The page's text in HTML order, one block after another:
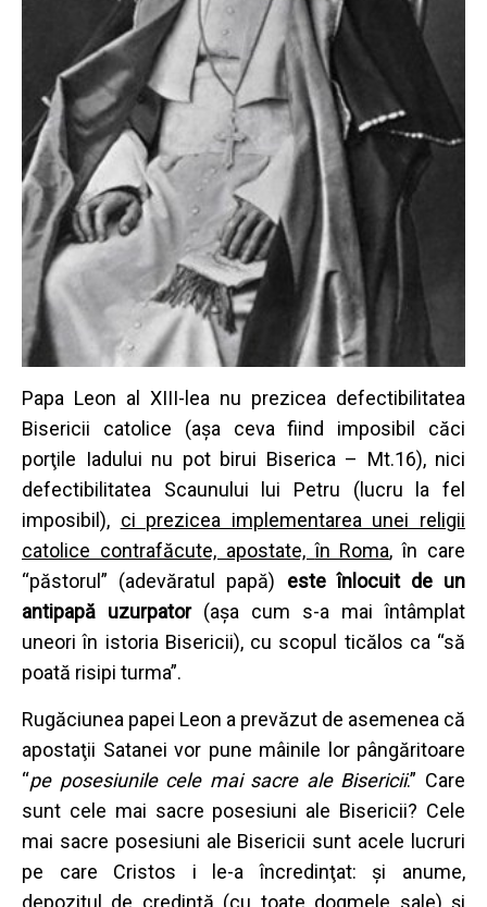
Papa Leon al XIII-lea nu prezicea defectibilitatea
Bisericii catolice (aşa ceva fiind imposibil căci
porţile Iadului nu pot birui Biserica – Mt.16), nici
defectibilitatea Scaunului lui Petru (lucru la fel
imposibil), ci prezicea implementarea unei religii
catolice contrafăcute, apostate,în Roma, în care
“păstorul” (adevăratul papă) este înlocuit de un
antipapă uzurpator (aşa cum s-a mai întâmplat
uneori în istoria Bisericii), cu scopul ticălos ca “să
poată risipi turma”.
Rugăciunea papei Leon a prevăzut de asemenea că
apostaţii Satanei vor pune mâinile lor pângăritoare
“pe posesiunile cele mai sacre ale Bisericii.” Care
sunt cele mai sacre posesiuni ale Bisericii? Cele
mai sacre posesiuni ale Bisericii sunt acele lucruri
pe care Cristos i le-a încredinţat: şi anume,